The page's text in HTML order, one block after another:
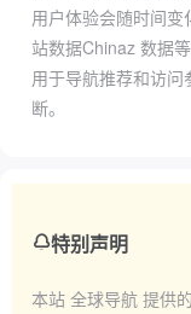
用户体验会随时间
站数据Chinaz 数据
用于导航推荐和访
断。
特别声明
本站 全球导航 提供的